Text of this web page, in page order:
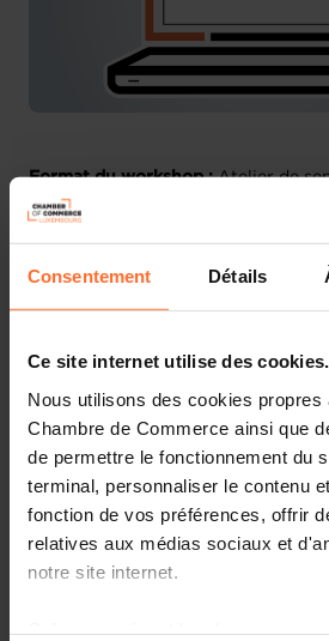
Consentement Détails
Ce site internet utilise des cookies.
Nous utilisons des cookies propres
Chambre de Commerce ainsi que
de permettre le fonctionnement du
terminal, personnaliser le contenu
fonction de vos préférences, offrir
relatives aux médias sociaux et
notre site internet.
Format du workshop :Atelier de
Pas toujours aisé de s’y
solutions possibles et les
pas forcément technologiques,
entre l’offre et la demande.
seraient mieux compris dès le
consistera à fournir quelques clés
utiles à poser (mais aussi à se
possible, bien choisir sa «
instructeur » !